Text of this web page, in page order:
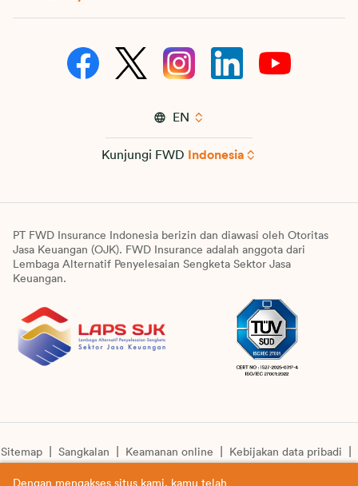
EN
Kunjungi FWD Indonesia
PT FWD Insurance Indonesia berizin dan diawasi oleh Otoritas
Jasa Keuangan (OJK). FWD Insurance adalah anggota dari
Lembaga Alternatif Penyelesaian Sengketa Sektor Jasa
Keuangan.
Sitemap Sangkalan Keamanan online
Kebijakan data pribadi
Dengan mengakses situs kami, kamu telah